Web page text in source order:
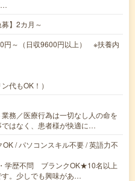
…
募】2カ月～
円～（日収9600円以上） ※扶養内
代もOK！）
務／医療行為は一切なし人の命を
はなく、患者様が快適に…
/ パソコンスキル不要 / 英語力不
学歴不問 ブランクOK★10名以上
。少しでも興味があ…